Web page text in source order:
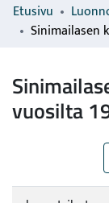
Etusivu
vuosilta